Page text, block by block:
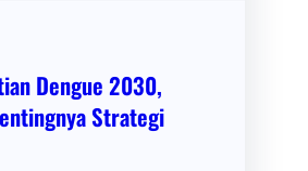
Dengue 2030,
Strategi